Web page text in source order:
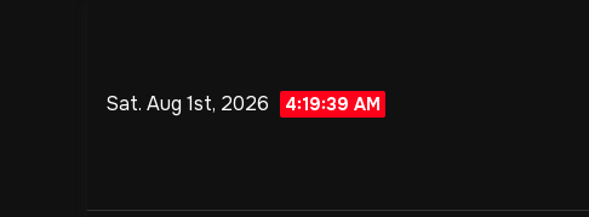
Sat. Aug 1st, 2026 4:19:41 AM